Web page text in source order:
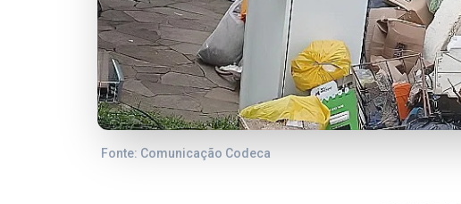
Fonte: Comunicação Codeca